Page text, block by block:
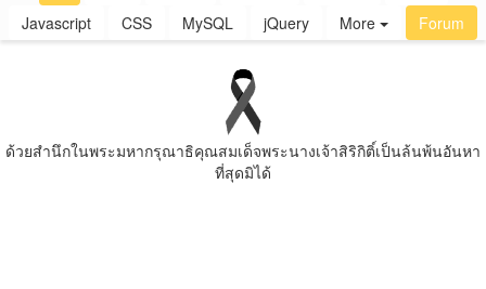
Javascript
CSS MySQL jQuery More Forum
ด้วยสํานึกในพระมหากรุณาธิคุณสมเด็จพระนางเจ้าสิริกิติ์เป็นล้นพ้นอันหา
ที่สุดมิได้